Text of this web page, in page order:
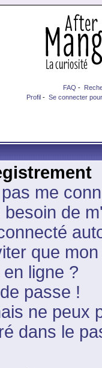
FAQ -
Profil - Se connecter
me
de
que
ligne ?
passe !
ne peux
dans le